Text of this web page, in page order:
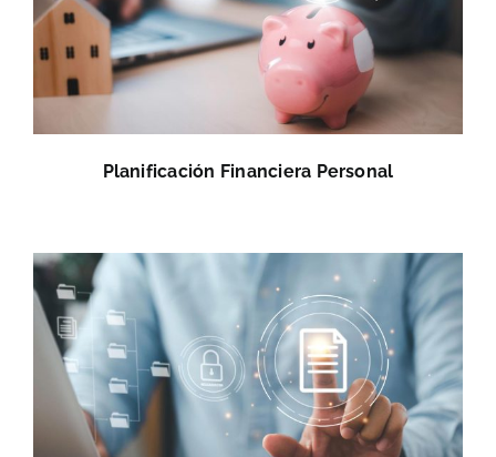
Planificación Financiera Personal